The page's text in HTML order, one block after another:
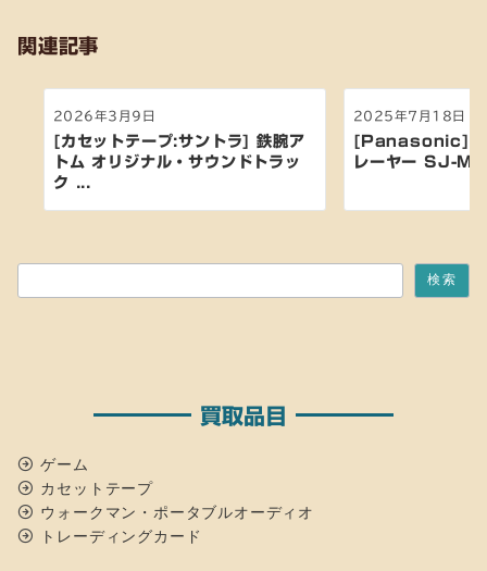
関連記事
2026年3月9日
[カセットテープ:サントラ] 鉄腕ア
トム オリジナル・サウンドトラッ
ク ...
2025年7月18日
[Panasonic] ポ
レーヤー SJ-
検索
買取品目
ゲーム
カセットテープ
ウォークマン・ポータブルオーディオ
トレーディングカード